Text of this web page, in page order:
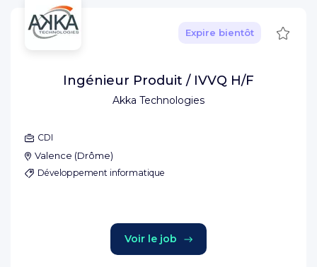
Akka Technologies
Expire bientôt
Ingénieur Produit / IVVQ H/F
CDI
Valence (Drôme)
Développement informatique
Voir le job